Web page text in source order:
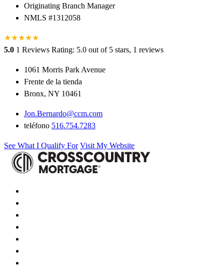
Originating Branch Manager
NMLS #1312058
★★★★★
5.0 1 Reviews Rating: 5.0 out of 5 stars, 1 reviews
1061 Morris Park Avenue
Frente de la tienda
Bronx, NY 10461
Jon.Bernardo@ccm.com
teléfono 516.754.7283
See What I Qualify For Visit My Website